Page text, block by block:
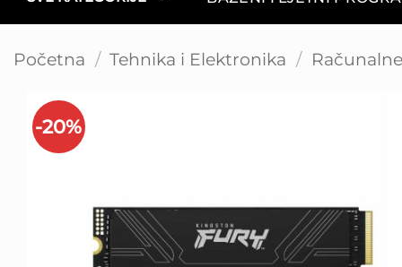
Početna / Tehnika i Elektronika /
-20%